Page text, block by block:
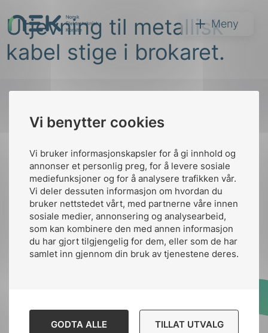
Vi benytter cookies
Vi bruker informasjonskapsler for å gi innhold og
annonser et personlig preg, for å levere sosiale
mediefunksjoner og for å analysere trafikken vår.
Vi deler dessuten informasjon om hvordan du
bruker nettstedet vårt, med partnerne våre innen
sosiale medier, annonsering og analysearbeid,
som kan kombinere den med annen informasjon
du har gjort tilgjengelig for dem, eller som de har
samlet inn gjennom din bruk av tjenestene deres.
GODTA ALLE TILLAT UTVALG
til
innhold
NEK Meny
Søk
Utjevning til metallisk
kabel stige i brokaret.
Kontakt oss
Ansatte
nek@nek.no
Kontakt
Bruk av Cookies
Designed and developed
Stem Agency
toppen